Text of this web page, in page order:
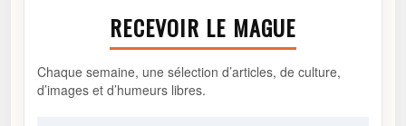
RECEVOIR LE MAGUE
Chaque semaine, une sélection d’articles, de culture,
d’images et d’humeurs libres.